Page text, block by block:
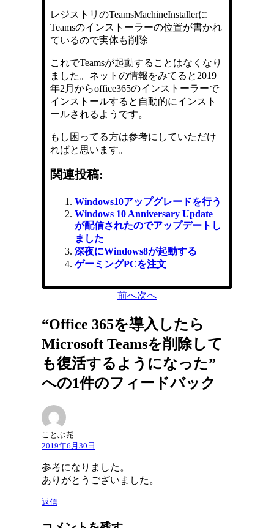
レジストリのTeamsMachineInstallerに
Teamsのインストーラーの位置が書かれ
ているので実体も削除
これでTeamsが起動することはなくなり
ました。ネットの情報をみてると2019
年2月からoffice365のインストーラーで
インストールすると自動的にインスト
ールされるようです。
もし困ってる方は参考にしていただけ
ればと思います。
関連投稿:
Windows10アップグレードを行う
Windows 10 Anniversary Update
が配信されたのでアップデートし
ました
深夜にWindows8が起動する
ゲーミングPCを注文
前へ次へ
“Office 365を導入したら
Microsoft Teamsを削除して
も復活するようになった”
への1件のフィードバック
ことぶ㐂
2019年6月30日
参考になりました。
ありがとうございました。
返信